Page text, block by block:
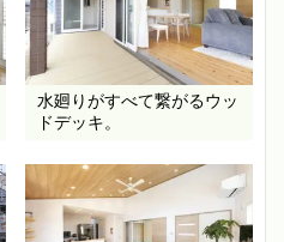
水廻りがすべて繋がるウッ
ドデッキ。